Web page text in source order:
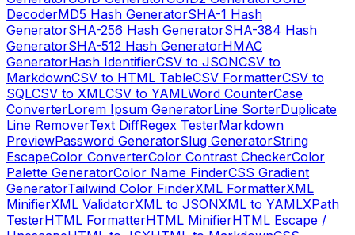
DecoderMD5 Hash GeneratorSHA-1 Hash
GeneratorSHA-256 Hash GeneratorSHA-384 Hash
GeneratorSHA-512 Hash GeneratorHMAC
GeneratorHash IdentifierCSV to JSONCSV to
MarkdownCSV to HTML TableCSV FormatterCSV to
SQLCSV to XMLCSV to YAMLWord CounterCase
ConverterLorem Ipsum GeneratorLine SorterDuplicate
Line RemoverText DiffRegex TesterMarkdown
PreviewPassword GeneratorSlug GeneratorString
EscapeColor ConverterColor Contrast CheckerColor
Palette GeneratorColor Name FinderCSS Gradient
GeneratorTailwind Color FinderXML FormatterXML
MinifierXML ValidatorXML to JSONXML to YAMLXPath
TesterHTML FormatterHTML MinifierHTML Escape /